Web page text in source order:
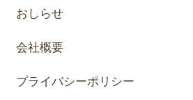
おしらせ
会社概要
プライバシーポリシー